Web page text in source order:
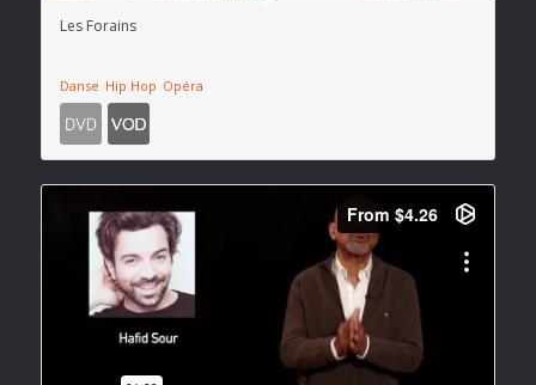
Les Forains
Danse Hip Hop Opéra